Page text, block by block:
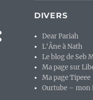
DIVERS
Dear Pariah
L'Âne à Nath
Le blog de Seb
Ma page sur
Ma page Tipeee
Ourtube – mon